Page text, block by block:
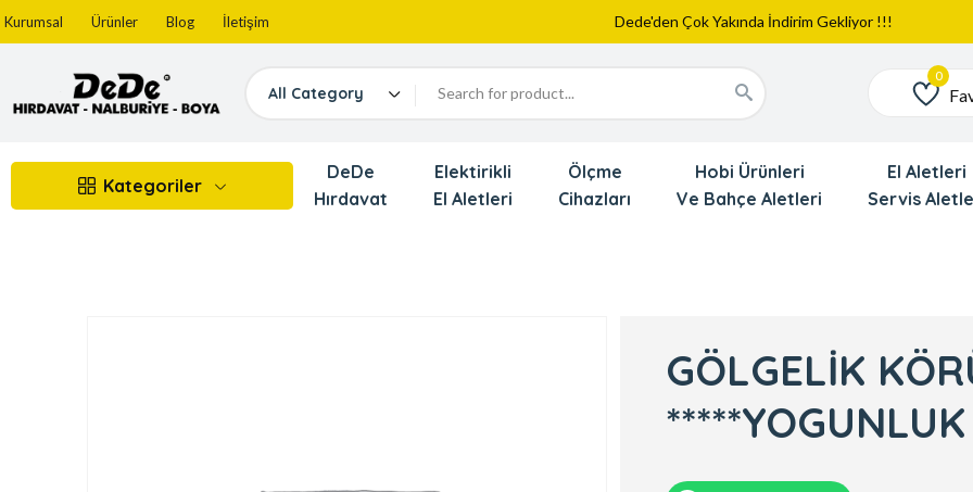
Kurumsal Ürünler Blog İletişim
Web Sitemiz Yayında
Yeni Eklenen Ürünlerimizi İnceledinizmi ?
All Category Favoriler
Kategoriler
DeDe
Hırdavat
Elektirikli
El Aletleri
Ölçme
Cihazları
Hobi Ürünleri
Ve Bahçe Aletleri
El Aletleri
Servis
GÖLGELİK